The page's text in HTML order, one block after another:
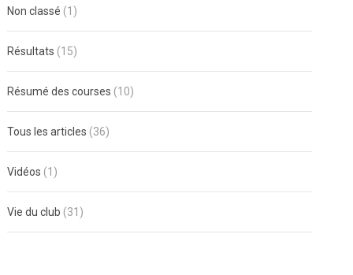
Non classé (1)
Résultats (15)
Résumé des courses (10)
Tous les articles (36)
Vidéos (1)
Vie du club (31)